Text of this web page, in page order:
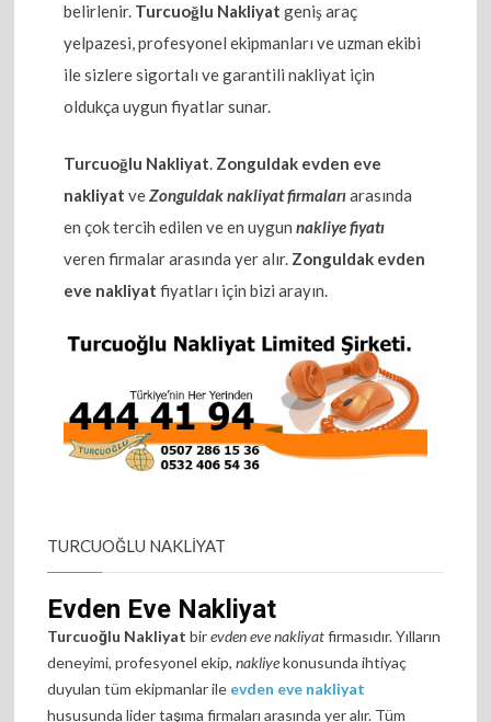
belirlenir. Turcuoğlu Nakliyat geniş araç
yelpazesi, profesyonel ekipmanları ve uzman ekibi
ile sizlere sigortalı ve garantili nakliyat için
oldukça uygun fiyatlar sunar.
Turcuoğlu Nakliyat. Zonguldak evden eve
nakliyat veZonguldak nakliyat firmalarıarasında
en çok tercih edilen ve en uygunnakliye fiyatı
veren firmalar arasında yer alır. Zonguldak evden
eve nakliyat fiyatları için bizi arayın.
TURCUOĞLU NAKLIYAT
Evden Eve Nakliyat
Turcuoğlu Nakliyat birevden eve nakliyatfirmasıdır. Yılların
deneyimi, profesyonel ekip,nakliyekonusunda ihtiyaç
duyulan tüm ekipmanlar ile evden eve nakliyat
hususunda lider taşıma firmaları arasında yer alır. Tüm